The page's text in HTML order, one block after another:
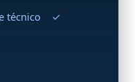
técnico ✓